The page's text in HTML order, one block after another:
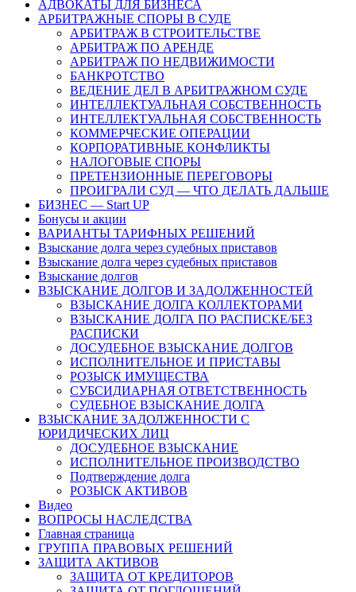
АДВОКАТЫ ДЛЯ БИЗНЕСА
АРБИТРАЖНЫЕ СПОРЫ В СУДЕ
АРБИТРАЖ В СТРОИТЕЛЬСТВЕ
АРБИТРАЖ ПО АРЕНДЕ
АРБИТРАЖ ПО НЕДВИЖИМОСТИ
БАНКРОТСТВО
ВЕДЕНИЕ ДЕЛ В АРБИТРАЖНОМ СУДЕ
ИНТЕЛЛЕКТУАЛЬНАЯ СОБСТВЕННОСТЬ
ИНТЕЛЛЕКТУАЛЬНАЯ СОБСТВЕННОСТЬ
КОММЕРЧЕСКИЕ ОПЕРАЦИИ
КОРПОРАТИВНЫЕ КОНФЛИКТЫ
НАЛОГОВЫЕ СПОРЫ
ПРЕТЕНЗИОННЫЕ ПЕРЕГОВОРЫ
ПРОИГРАЛИ СУД — ЧТО ДЕЛАТЬ ДАЛЬШЕ
БИЗНЕС — Start UP
Бонусы и акции
ВАРИАНТЫ ТАРИФНЫХ РЕШЕНИЙ
Взыскание долга через судебных приставов
Взыскание долга через судебных приставов
Взыскание долгов
ВЗЫСКАНИЕ ДОЛГОВ И ЗАДОЛЖЕННОСТЕЙ
ВЗЫСКАНИЕ ДОЛГА КОЛЛЕКТОРАМИ
ВЗЫСКАНИЕ ДОЛГА ПО РАСПИСКЕ/БЕЗ
РАСПИСКИ
ДОСУДЕБНОЕ ВЗЫСКАНИЕ ДОЛГОВ
ИСПОЛНИТЕЛЬНОЕ И ПРИСТАВЫ
РОЗЫСК ИМУЩЕСТВА
СУБСИДИАРНАЯ ОТВЕТСТВЕННОСТЬ
СУДЕБНОЕ ВЗЫСКАНИЕ ДОЛГА
ВЗЫСКАНИЕ ЗАДОЛЖЕННОСТИ С
ЮРИДИЧЕСКИХ ЛИЦ
ДОСУДЕБНОЕ ВЗЫСКАНИЕ
ИСПОЛНИТЕЛЬНОЕ ПРОИЗВОДСТВО
Подтверждение долга
РОЗЫСК АКТИВОВ
Видео
ВОПРОСЫ НАСЛЕДСТВА
Главная страница
ГРУППА ПРАВОВЫХ РЕШЕНИЙ
ЗАЩИТА АКТИВОВ
ЗАЩИТА ОТ КРЕДИТОРОВ